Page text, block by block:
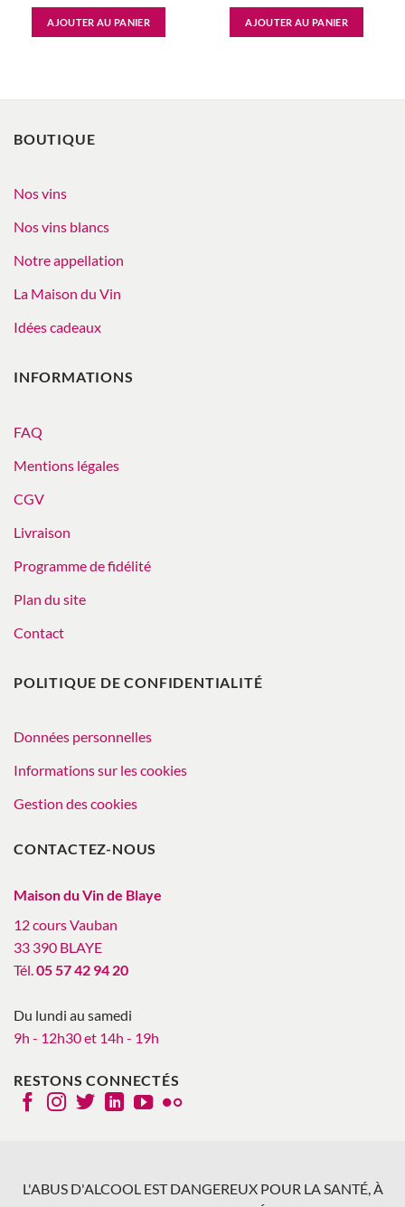
AJOUTER AU PANIER AJOUTER AU PANIER
BOUTIQUE
Nos vins
Nos vins blancs
Notre appellation
La Maison du Vin
Idées cadeaux
INFORMATIONS
FAQ
Mentions légales
CGV
Livraison
Programme de fidélité
Plan du site
Contact
POLITIQUE DE CONFIDENTIALITÉ
Données personnelles
Informations sur les cookies
Gestion des cookies
CONTACTEZ-NOUS
Maison du Vin de Blaye
12 cours Vauban
33 390 BLAYE
Tél. 05 57 42 94 20
Du lundi au samedi
9h - 12h30 et 14h - 19h
RESTONS CONNECTÉS
L'ABUS D'ALCOOL EST DANGEREUX POUR LA SANTÉ, À